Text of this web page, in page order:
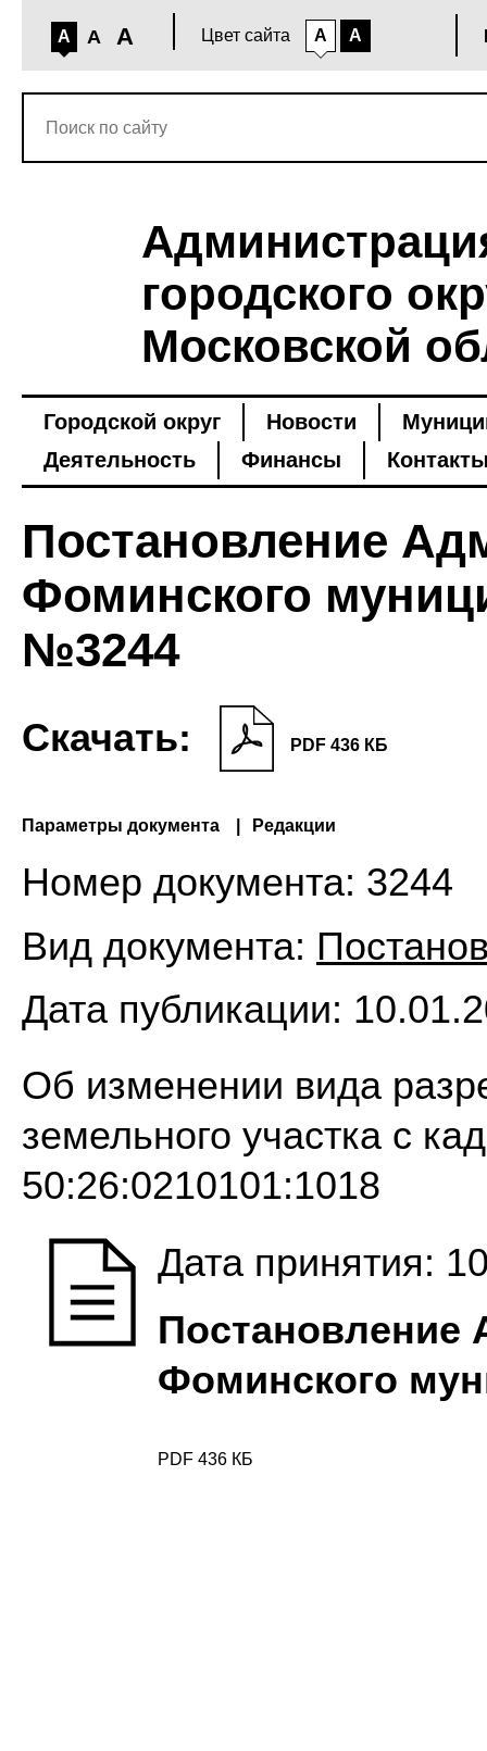
A A A Цвет сайта A A
городского
Московской
Городской округ Новости
Деятельность
Финансы
Постановление
Фоминского
№3244
Скачать: PDF 436 КБ
Параметры документа Редакции
Номер документа: 3244
Вид документа:
Дата публикации:
Об изменении вида
земельного участка с
50:26:0210101:1018
Дата принятия:
Постановление
Фоминского
PDF 436 КБ